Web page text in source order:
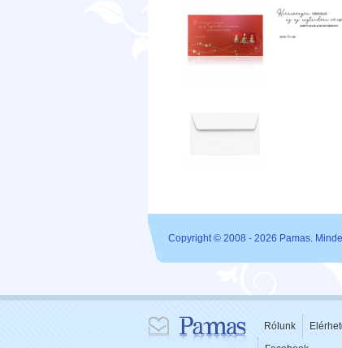
Copyright © 2008 - 2026 Pamas.
Rólunk